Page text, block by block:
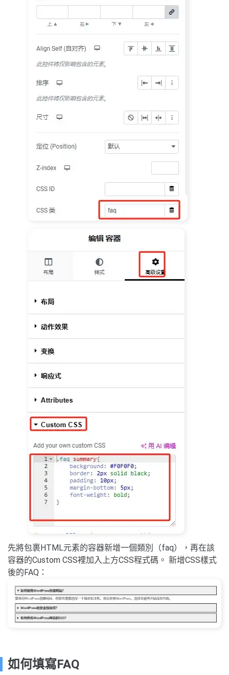
先將包裹HTML元素的容器新增一個類別（faq），再在該
容器的Custom CSS裡加入上方CSS程式碼。 新增CSS樣式
後的FAQ：
如何填寫FAQ